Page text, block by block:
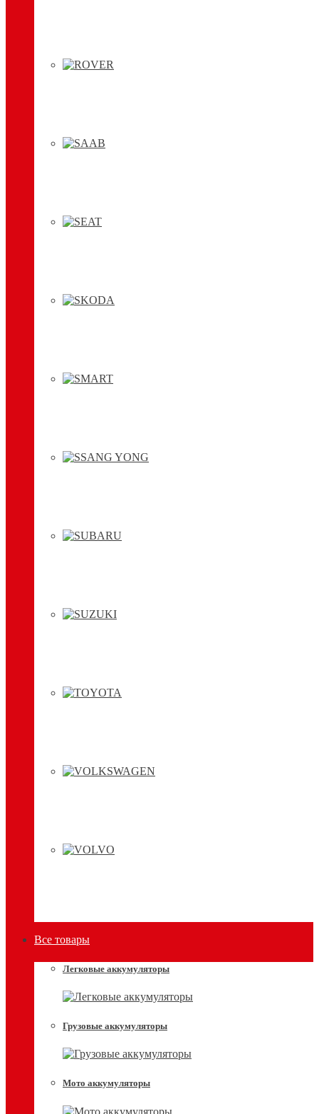
Все товары
Легковые аккумуляторы
Грузовые аккумуляторы
Мото аккумуляторы